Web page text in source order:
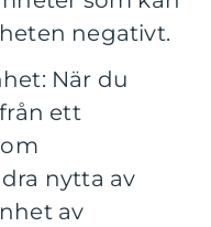
negativt.
När du
ett
nytta av
av